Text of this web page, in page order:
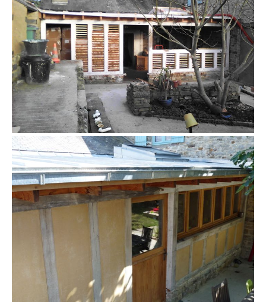
colombage enduit extérieur
colombage enduit extérieur